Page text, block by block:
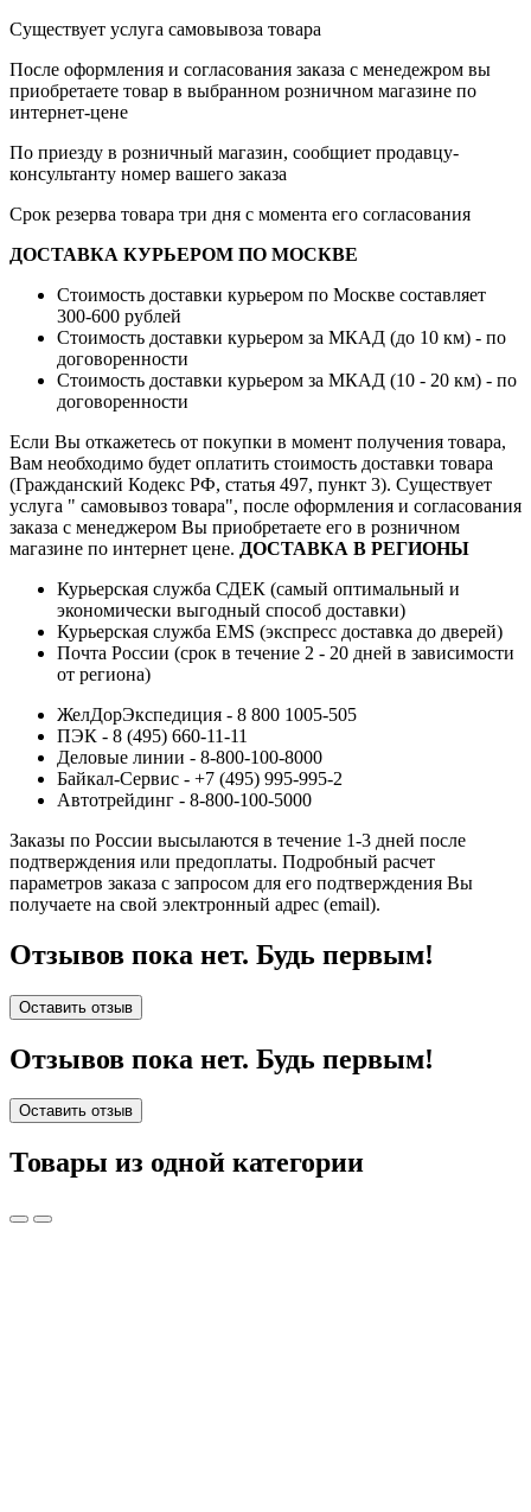
Существует услуга самовывоза товара
После оформления и согласования заказа с менедежром вы
приобретаете товар в выбранном розничном магазине по
интернет-цене
По приезду в розничный магазин, сообщиет продавцу-
консультанту номер вашего заказа
Срок резерва товара три дня с момента его согласования
ДОСТАВКА КУРЬЕРОМ ПО МОСКВЕ
Стоимость доставки курьером по Москве составляет
300-600 рублей
Стоимость доставки курьером за МКАД (до 10 км) - по
договоренности
Стоимость доставки курьером за МКАД (10 - 20 км) - по
договоренности
Если Вы откажетесь от покупки в момент получения товара,
Вам необходимо будет оплатить стоимость доставки товара
(Гражданский Кодекс РФ, статья 497, пункт 3). Существует
услуга " самовывоз товара", после оформления и согласования
заказа с менеджером Вы приобретаете его в розничном
магазине по интернет цене. ДОСТАВКА В РЕГИОНЫ
Курьерская служба СДЕК (самый оптимальный и
экономически выгодный способ доставки)
Курьерская служба EMS (экспресс доставка до дверей)
Почта России (срок в течение 2 - 20 дней в зависимости
от региона)
ЖелДорЭкспедиция - 8 800 1005-505
ПЭК - 8 (495) 660-11-11
Деловые линии - 8-800-100-8000
Байкал-Сервис - +7 (495) 995-995-2
Автотрейдинг - 8-800-100-5000
Заказы по России высылаются в течение 1-3 дней после
подтверждения или предоплаты. Подробный расчет
параметров заказа с запросом для его подтверждения Вы
получаете на свой электронный адрес (email).
Отзывов пока нет. Будь первым!
Оставить отзыв
Отзывов пока нет. Будь первым!
Оставить отзыв
Товары из одной категории